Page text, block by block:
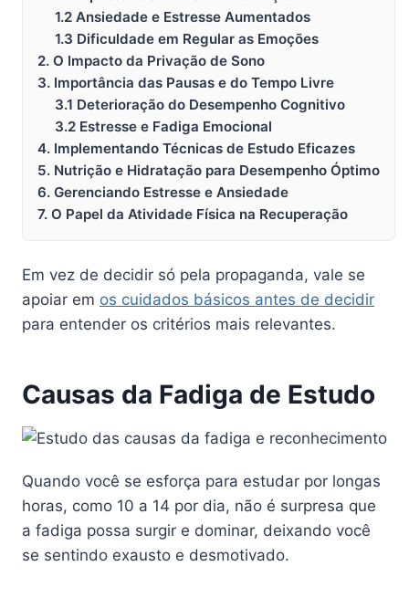
1.2 Ansiedade e Estresse Aumentados
1.3 Dificuldade em Regular as Emoções
2. O Impacto da Privação de Sono
3. Importância das Pausas e do Tempo Livre
3.1 Deterioração do Desempenho Cognitivo
3.2 Estresse e Fadiga Emocional
4. Implementando Técnicas de Estudo Eficazes
5. Nutrição e Hidratação para Desempenho Óptimo
6. Gerenciando Estresse e Ansiedade
7. O Papel da Atividade Física na Recuperação
Em vez de decidir só pela propaganda, vale se
apoiar em os cuidados básicos antes de decidir
para entender os critérios mais relevantes.
Causas da Fadiga de Estudo
Quando você se esforça para estudar por longas
horas, como 10 a 14 por dia, não é surpresa que
a fadiga possa surgir e dominar, deixando você
se sentindo exausto e desmotivado.